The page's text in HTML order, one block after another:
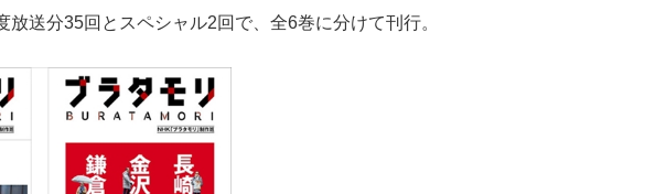
放送分35回とスペシャル2回で、全6巻に分けて刊行。